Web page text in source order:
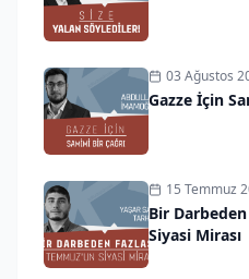
03 Ağustos
Gazze İçin
15 Temmuz
Bir Darbeden
Siyasi Mirası